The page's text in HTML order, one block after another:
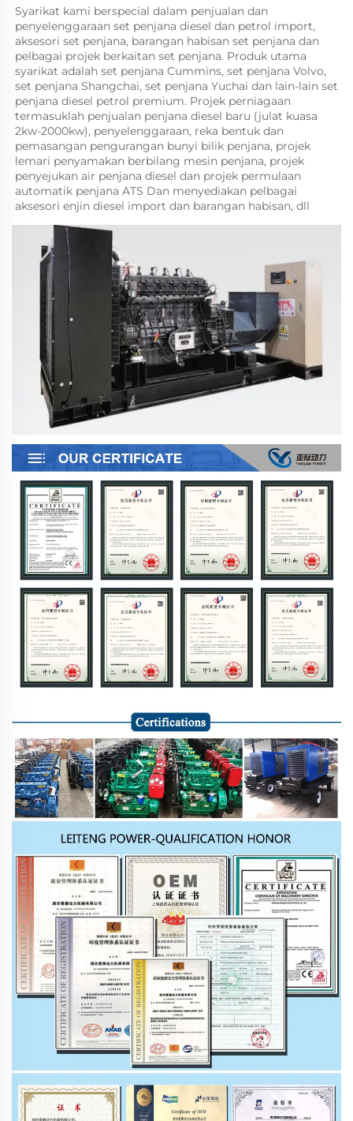
Syarikat kami berspecial dalam penjualan dan
penyelenggaraan set penjana diesel dan petrol import,
aksesori set penjana, barangan habisan set penjana dan
pelbagai projek berkaitan set penjana. Produk utama
syarikat adalah set penjana Cummins, set penjana Volvo,
set penjana Shangchai, set penjana Yuchai dan lain-lain set
penjana diesel petrol premium. Projek perniagaan
termasuklah penjualan penjana diesel baru (julat kuasa
2kw-2000kw), penyelenggaraan, reka bentuk dan
pemasangan pengurangan bunyi bilik penjana, projek
lemari penyamakan berbilang mesin penjana, projek
penyejukan air penjana diesel dan projek permulaan
automatik penjana ATS Dan menyediakan pelbagai
aksesori enjin diesel import dan barangan habisan, dll